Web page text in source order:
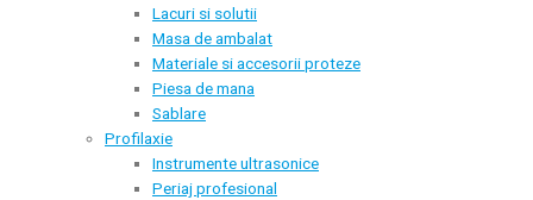
Lacuri si solutii
Masa de ambalat
Materiale si accesorii proteze
Piesa de mana
Sablare
Profilaxie
Instrumente ultrasonice
Periaj profesional